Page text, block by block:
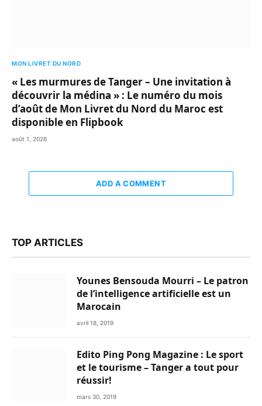
MON LIVRET DU NORD
« Les murmures de Tanger – Une invitation à
découvrir la médina » : Le numéro du mois
d’août de Mon Livret du Nord du Maroc est
disponible en Flipbook
août 1, 2026
ADD A COMMENT
TOP ARTICLES
Younes Bensouda Mourri – Le patron
de l’intelligence artificielle est un
Marocain
avril 18, 2019
Edito Ping Pong Magazine : Le sport
et le tourisme – Tanger a tout pour
réussir!
mars 30, 2019